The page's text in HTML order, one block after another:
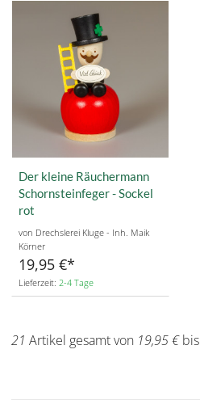
Der kleine Räuchermann
Schornsteinfeger - Sockel
rot
von Drechslerei Kluge - Inh. Maik
Körner
19,95 €
Lieferzeit: 2-4 Tage
21 Artikel gesamt von 19,95 €bis